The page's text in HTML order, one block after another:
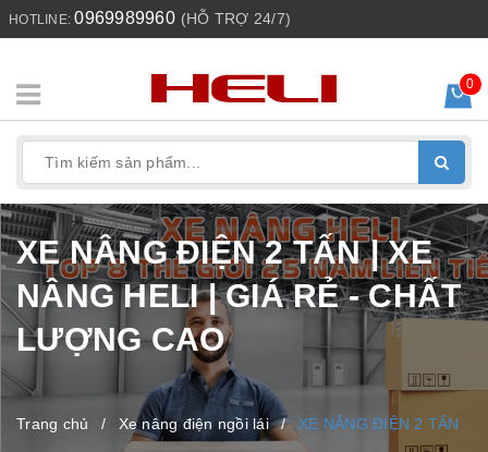
HOTLINE:0969989960 (HỖ TRỢ 24/7)
0
XE NÂNG ĐIỆN 2 TẤN | XE
NÂNG HELI | GIÁ RẺ - CHẤT
LƯỢNG CAO
Trang chủ / Xe nâng điện ngồi lái / XE NÂNG ĐIỆN 2 TẤN